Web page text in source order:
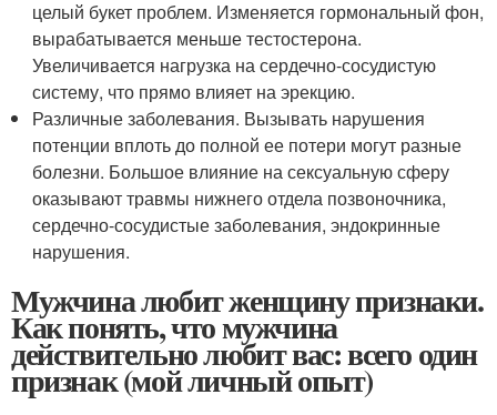
целый букет проблем. Изменяется гормональный фон,
вырабатывается меньше тестостерона.
Увеличивается нагрузка на сердечно-сосудистую
систему, что прямо влияет на эрекцию.
Различные заболевания. Вызывать нарушения
потенции вплоть до полной ее потери могут разные
болезни. Большое влияние на сексуальную сферу
оказывают травмы нижнего отдела позвоночника,
сердечно-сосудистые заболевания, эндокринные
нарушения.
Мужчина любит женщину признаки.
Как понять, что мужчина
действительно любит вас: всего один
признак (мой личный опыт)